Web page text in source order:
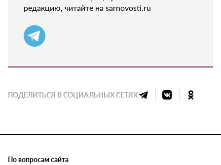
редакцию, читайте на sarnovosti.ru
ПОДЕЛИТЬСЯ В СОЦИАЛЬНЫХ СЕТЯХ
По вопросам сайта